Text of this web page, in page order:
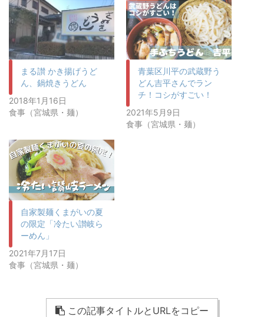
まる讃 かき揚げうど
ん、鍋焼きうどん
2018年1月16日
食事（宮城県・麺）
青葉区川平の武蔵野う
どん吉平さんでラン
チ！コシがすごい！
2021年5月9日
食事（宮城県・麺）
自家製麺くまがいの夏
の限定「冷たい讃岐ら
ーめん」
2021年7月17日
食事（宮城県・麺）
この記事タイトルとURLをコピー